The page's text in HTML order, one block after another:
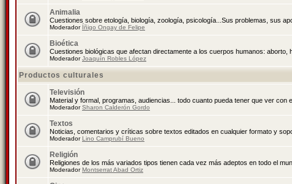
Animalia
Cuestiones sobre etología, biología, zoología, psicología...Sus problemas, sus
Moderador Íñigo Ongay de Felipe
Bioética
Cuestiones biológicas que afectan directamente a los cuerpos humanos: aborto,
ModeradorJoaquín Robles López
Productos culturales
Televisión
Material y formal, programas, audiencias... todo cuanto pueda tener que ver con
ModeradorSharon Calderón Gordo
Textos
Noticias, comentarios y críticas sobre textos editados en cualquier formato y
ModeradorLino Camprubí Bueno
Religión
Religiones de los más variados tipos tienen cada vez más adeptos en todo el
ModeradorMontserrat Abad Ortiz